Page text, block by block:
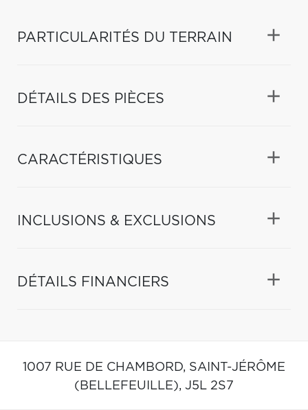
PARTICULARITÉS DU TERRAIN
DÉTAILS DES PIÈCES
CARACTÉRISTIQUES
INCLUSIONS & EXCLUSIONS
DÉTAILS FINANCIERS
1007 RUE DE CHAMBORD, SAINT-JÉRÔME
(BELLEFEUILLE), J5L 2S7